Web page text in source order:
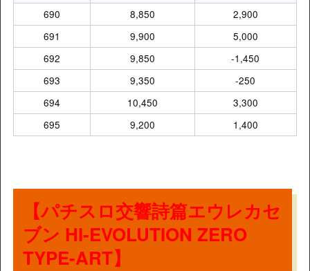
690
8,850
2,900
691
9,900
5,000
692
9,850
-1,450
693
9,350
-250
694
10,450
3,300
695
9,200 1,400
【パチスロ交響詩篇エウレカセ
ブン HI-EVOLUTION ZERO
TYPE-ART】